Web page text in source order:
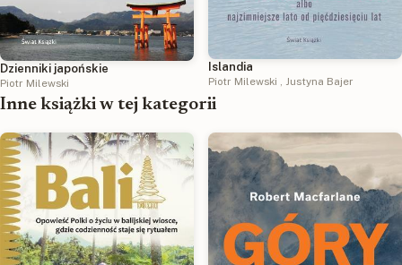
Dzienniki japońskie
Piotr Milewski
Islandia
Piotr Milewski Justyna Bajer
Inne książki w tej kategorii